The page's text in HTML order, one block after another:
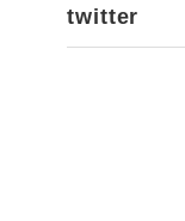
twitter